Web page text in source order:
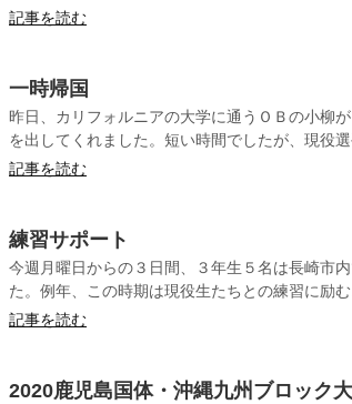
記事を読む
一時帰国
昨日、カリフォルニアの大学に通うＯＢの小柳
を出してくれました。短い時間でしたが、現役選
記事を読む
練習サポート
今週月曜日からの３日間、３年生５名は長崎市
た。例年、この時期は現役生たちとの練習に励む
記事を読む
2020鹿児島国体・沖縄九州ブロック